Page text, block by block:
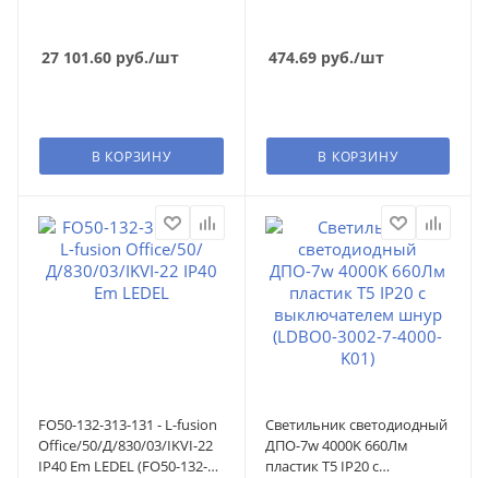
27 101.60 руб./шт
В КОРЗИНУ
474.69руб./шт
В КОРЗИНУ
FO50-132-313-131 - L-fusion
Office/50/Д/830/03/IKVI-22
IP40 Em LEDEL (FO50-132-
Светильник светодиодный
ДПО-7w 4000K 660Лм
пластик Т5 IP20 с